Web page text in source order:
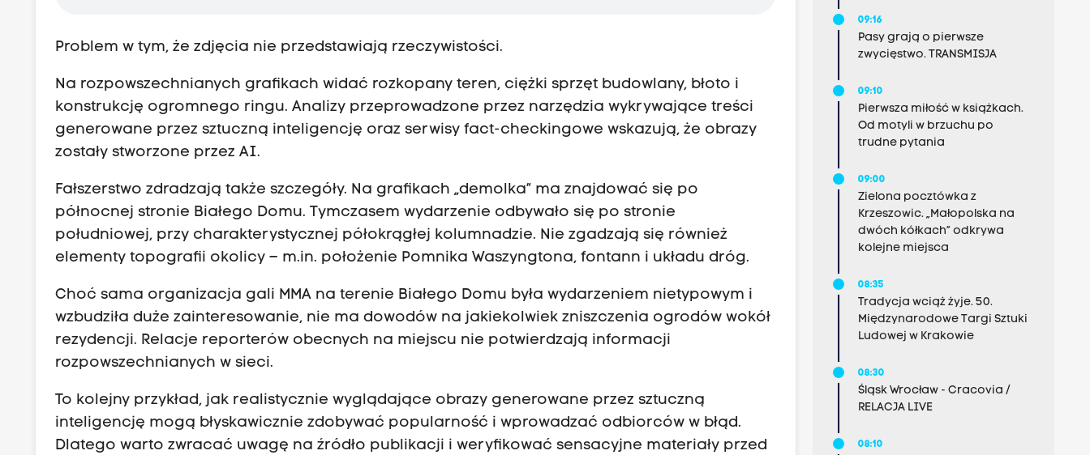
Problem w tym, że zdjęcia nie przedstawiają rzeczywistości.
Na rozpowszechnianych grafikach widać rozkopany teren, ciężki sprzęt budowlany, błoto i
konstrukcję ogromnego ringu. Analizy przeprowadzone przez narzędzia wykrywające treści
generowane przez sztuczną inteligencję oraz serwisy fact-checkingowe wskazują, że obrazy
zostały stworzone przez AI.
Fałszerstwo zdradzają także szczegóły. Na grafikach „demolka” ma znajdować się po
północnej stronie Białego Domu. Tymczasem wydarzenie odbywało się po stronie
południowej, przy charakterystycznej półokrągłej kolumnadzie. Nie zgadzają się również
elementy topografii okolicy – m.in. położenie Pomnika Waszyngtona, fontann i układu dróg.
Choć sama organizacja gali MMA na terenie Białego Domu była wydarzeniem nietypowym i
wzbudziła duże zainteresowanie, nie ma dowodów na jakiekolwiek zniszczenia ogrodów wokół
rezydencji. Relacje reporterów obecnych na miejscu nie potwierdzają informacji
rozpowszechnianych w sieci.
To kolejny przykład, jak realistycznie wyglądające obrazy generowane przez sztuczną
inteligencję mogą błyskawicznie zdobywać popularność i wprowadzać odbiorców w błąd.
Dlatego warto zwracać uwagę na źródło publikacji i weryfikować sensacyjne materiały przed
09:16
Pasy grają o pierwsze
zwycięstwo. TRANSMISJA
09:10
Pierwsza miłość w książkach.
Od motyli w brzuchu po
trudne pytania
09:00
Zielona pocztówka z
Krzeszowic. „Małopolska na
dwóch kółkach” odkrywa
kolejne miejsca
08:35
Tradycja wciąż żyje. 50.
Międzynarodowe Targi Sztuki
Ludowej w Krakowie
08:30
Śląsk Wrocław - Cracovia /
RELACJA LIVE
08:10